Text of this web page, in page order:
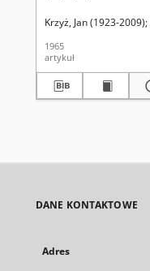
Functions
Krzyż, Jan (1923-2009)
1965
artykuł
DANE KONTAKTOWE
Adres